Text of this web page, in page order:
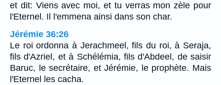
et dit: Viens avec moi, et tu verras mon zèle pour
l'Eternel. Il l'emmena ainsi dans son char.
Jérémie 36:26
Le roi ordonna à Jerachmeel, fils du roi, à Seraja,
fils d'Azriel, et à Schélémia, fils d'Abdeel, de saisir
Baruc, le secrétaire, et Jérémie, le prophète. Mais
l'Eternel les cacha.